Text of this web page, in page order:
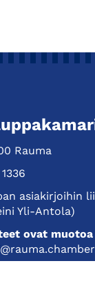
Rauma
asiakirjoihin
Yli-Antola)
ovat muotoa